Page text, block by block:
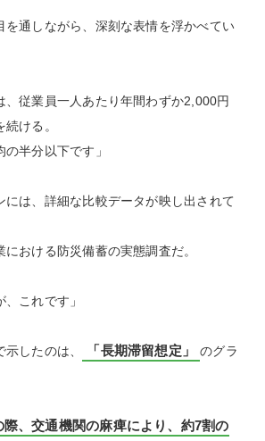
を通しながら、深刻な表情を浮かべてい
、従業員一人あたり年間わずか2,000円
ける。
の半分以下です」
には、詳細な比較データが映し出されて
おける防災備蓄の実態調査だ。
、これです」
したのは、 「長期滞留想定」
のグラ
、交通機関の麻痺により、約7割の